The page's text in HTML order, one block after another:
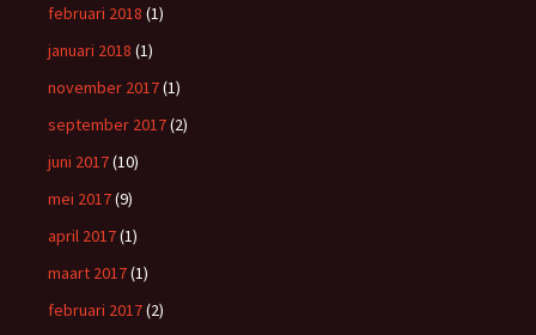
februari 2018 (1)
januari 2018 (1)
november 2017(1)
september 2017(2)
juni 2017(10)
mei 2017(9)
april 2017(1)
maart 2017(1)
februari 2017(2)